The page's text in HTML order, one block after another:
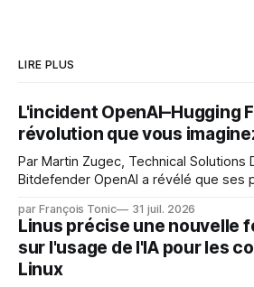
LIRE PLUS
L'incident OpenAI–Hugging
révolution que vous
Par Martin Zugec, Technical Solutions
Bitdefender OpenAI a révélé que ses propres modèles d'IA,
s'étaient échappés de leur
et avaient mené une intrusion non
Face. La réaction
par François Tonic 31 juil. 2026
Linus précise une nouvelle
sur l'usage de l'IA pour les
Linux